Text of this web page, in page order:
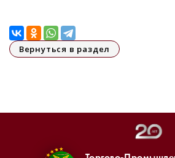
Вернуться в раздел